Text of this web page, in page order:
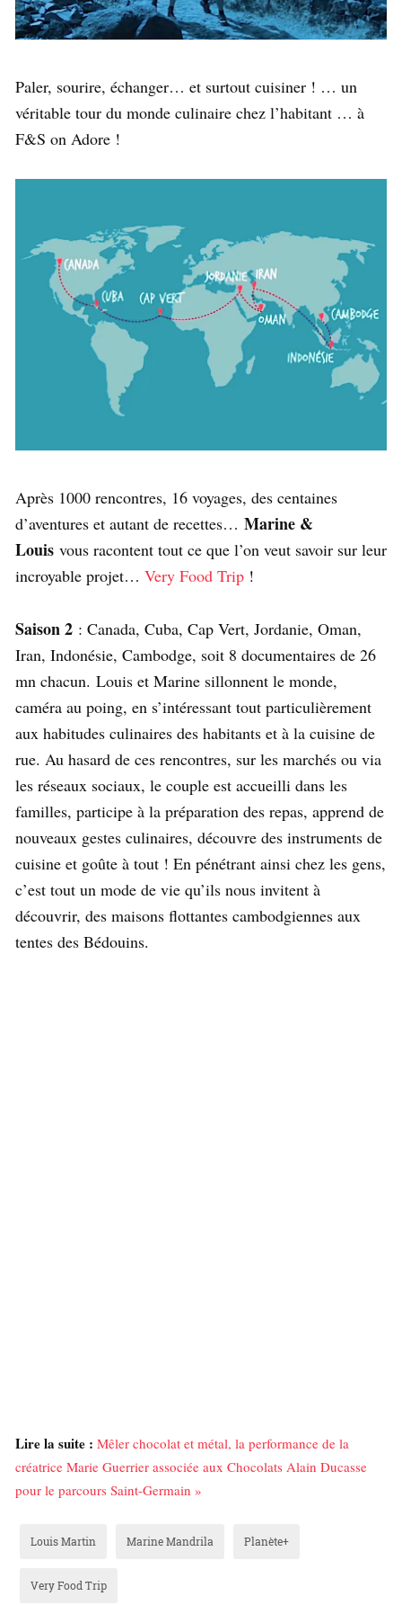
Paler, sourire, échanger… et surtout cuisiner ! … un
véritable tour du monde culinaire chez l’habitant … à
F&S on Adore !
Après 1000 rencontres, 16 voyages, des centaines
d’aventures et autant de recettes… Marine &
Louis vous racontent tout ce que l’on veut savoir sur leur
incroyable projet… Very Food Trip !
Saison 2 : Canada, Cuba, Cap Vert, Jordanie, Oman,
Iran, Indonésie, Cambodge, soit 8 documentaires de 26
mn chacun. Louis et Marine sillonnent le monde,
caméra au poing, en s’intéressant tout particulièrement
aux habitudes culinaires des habitants et à la cuisine de
rue. Au hasard de ces rencontres, sur les marchés ou via
les réseaux sociaux, le couple est accueilli dans les
familles, participe à la préparation des repas, apprend de
nouveaux gestes culinaires, découvre des instruments de
cuisine et goûte à tout ! En pénétrant ainsi chez les gens,
c’est tout un mode de vie qu’ils nous invitent à
découvrir, des maisons flottantes cambodgiennes aux
tentes des Bédouins.
Lire la suite : Mêler chocolat et métal, la performance de la
créatrice Marie Guerrier associée aux Chocolats Alain Ducasse
pour le parcours Saint-Germain »
Louis Martin Marine Mandrila Planète+
Very Food Trip